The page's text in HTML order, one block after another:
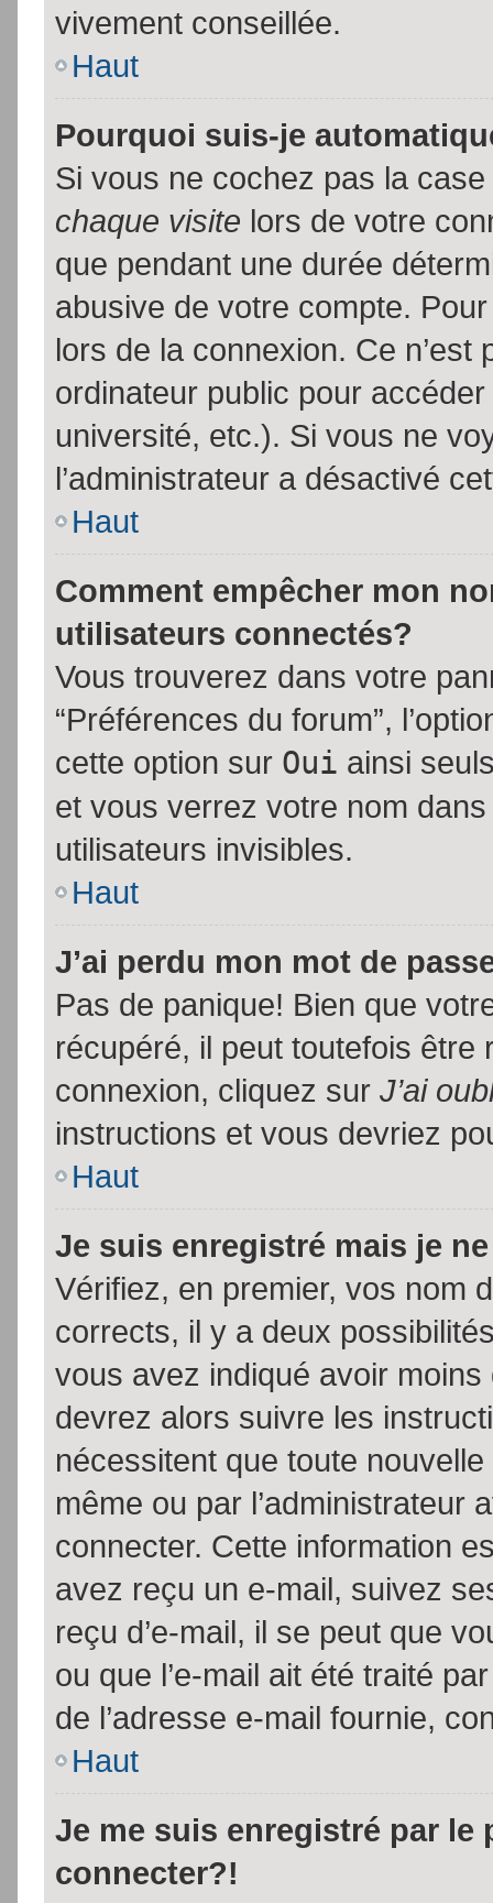
vivement conseillée.
Haut
Pourquoi suis-je
Si vous ne cochez pas la case
chaque visite lors de votre
que pendant une durée
abusive de votre compte.
lors de la connexion. Ce
ordinateur public pour
université, etc.). Si vous ne
l’administrateur a désactivé
Haut
Comment empêcher mon
utilisateurs connectés?
Vous trouverez dans votre
“Préférences du forum”,
cette option sur Oui ainsi
et vous verrez votre nom
utilisateurs invisibles.
Haut
J’ai perdu mon mot de
Pas de panique! Bien que
récupéré, il peut toutefois être
connexion, cliquez sur J’ai
instructions et vous devriez
Haut
Je suis enregistré mais je
Vérifiez, en premier, vos nom
corrects, il y a deux
vous avez indiqué avoir
devrez alors suivre les
nécessitent que toute
même ou par l’administrateur
connecter. Cette information
avez reçu un e-mail, suivez
reçu d’e-mail, il se peut que
ou que l’e-mail ait été traité
de l’adresse e-mail fournie,
Haut
Je me suis enregistré par le
connecter?!